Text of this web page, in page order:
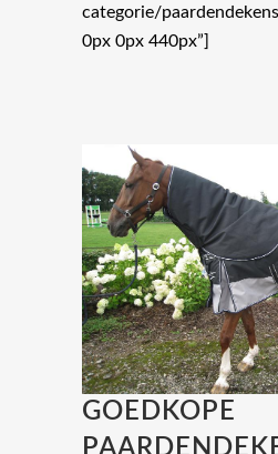
categorie/
0px 0px 440px”]
GOEDKOPE